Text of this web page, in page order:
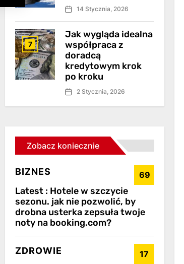
14 Stycznia, 2026
7
Jak wygląda idealna
współpraca z
doradcą
kredytowym krok
po kroku
2 Stycznia, 2026
Zobacz koniecznie
BIZNES 69
Latest : Hotele w szczycie
sezonu. jak nie pozwolić, by
drobna usterka zepsuła twoje
noty na booking.com?
ZDROWIE 17